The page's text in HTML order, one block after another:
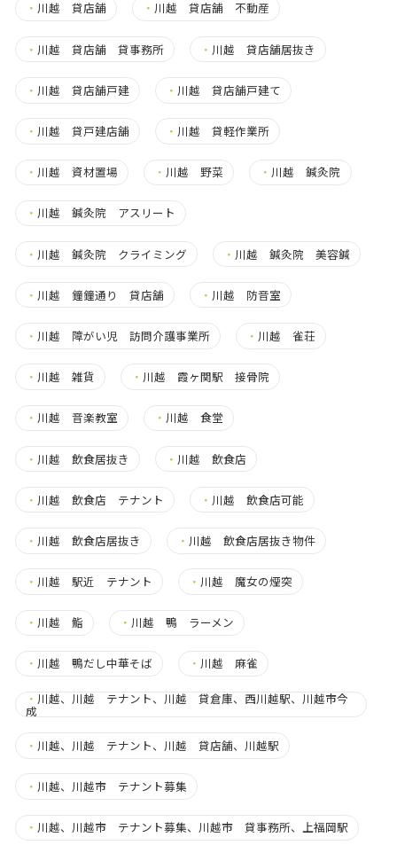
・ 川越 貸店舗 ・ 川越 貸店舗 不動産
・ 川越 貸店舗 貸事務所 ・ 川越 貸店舗居抜き
・ 川越 貸店舗戸建 ・ 川越 貸店舗戸建て
・ 川越 貸戸建店舗 ・ 川越 貸軽作業所
・ 川越 資材置場 ・ 川越 野菜 ・ 川越 鍼灸院
・ 川越 鍼灸院 アスリート
・ 川越 鍼灸院 クライミング ・ 川越 鍼灸院 美容鍼
・ 川越 鐘鐘通り 貸店舗 ・ 川越 防音室
・ 川越 障がい児 訪問介護事業所 ・ 川越 雀荘
・ 川越 雑貨 ・ 川越 霞ヶ関駅 接骨院
・ 川越 音楽教室 ・ 川越 食堂
・ 川越 飲食居抜き ・ 川越 飲食店
・ 川越 飲食店 テナント ・ 川越 飲食店可能
・ 川越 飲食店居抜き ・ 川越 飲食店居抜き物件
・ 川越 駅近 テナント ・ 川越 魔女の煙突
・ 川越 鮨 ・ 川越 鴨 ラーメン
・ 川越 鴨だし中華そば ・ 川越 麻雀
・ 川越、川越 テナント、川越 貸倉庫、西川越駅、川越市今
成
・ 川越、川越 テナント、川越 貸店舗、川越駅
・ 川越、川越市 テナント募集
・ 川越、川越市 テナント募集、川越市 貸事務所、上福岡駅